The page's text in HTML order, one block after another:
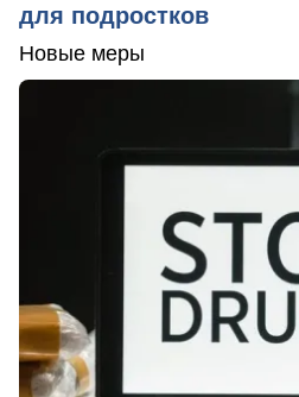
для подростков
Новые меры